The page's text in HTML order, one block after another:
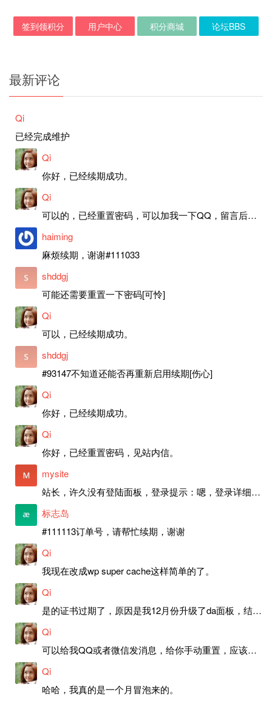
签到领积分 用户中心 积分商城 论坛BBS
最新评论
Qi
已经完成维护
Qi
你好，已经续期成功。
Qi
可以的，已经重置密码，可以加我一下QQ，留言后我就发密码给你。
haiming
麻烦续期，谢谢#111033
shddgj
可能还需要重置一下密码[可怜]
Qi
可以，已经续期成功。
shddgj
#93147不知道还能否再重新启用续期[伤心]
Qi
你好，已经续期成功。
Qi
你好，已经重置密码，见站内信。
mysite
站长，许久没有登陆面板，登录提示：嗯，登录详细信息似乎不正确。请重试。 网站还可以正常使用。如果是密码问题请帮忙重置一下密码。谢谢。订单号：97790，账号：aa20210950。 站长，提交了工单，你回复续期成功，不过我的问题是面部登陆信息有问题，一直是初始密码，现在无法登陆，有时间麻烦排查一下。
标志岛
#111113订单号，请帮忙续期，谢谢
Qi
我现在改成wp super cache这样简单的了。
Qi
是的证书过期了，原因是我12月份升级了da面板，结果后台证书就不更新了，目前还在排查问题。切换PHP版本现在没有了，因为DA新版不支持。
Qi
可以给我QQ或者微信发消息，给你手动重置，应该是服务器插件有问题了，这个wp的主题太老了，导致现在好多的问题，网站的签到功能也是因为这个原因导致的。
Qi
哈哈，我真的是一个月冒泡来的。